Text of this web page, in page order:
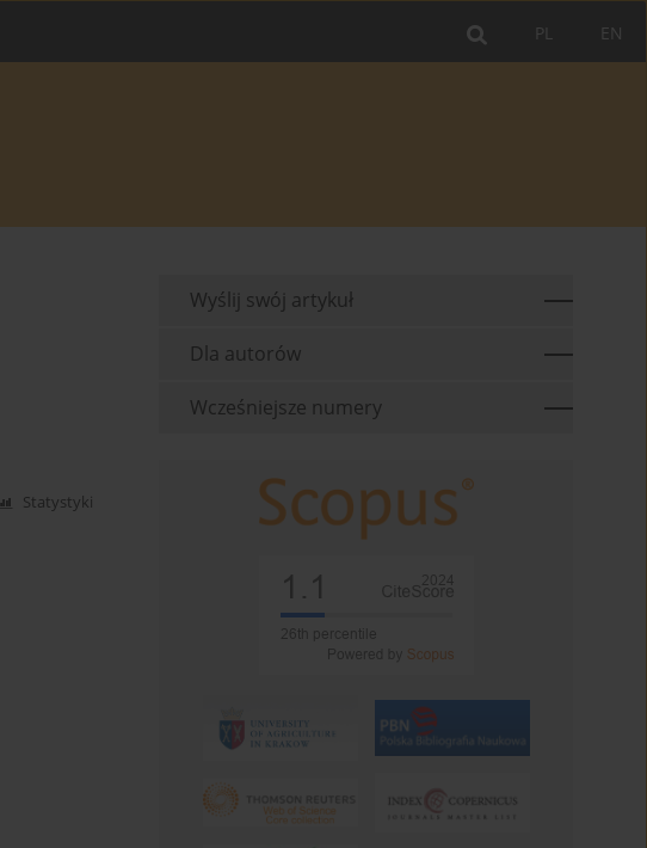
EN
PL
Statystyki
Wyślij swój artykuł
Dla autorów
Wcześniejsze numery